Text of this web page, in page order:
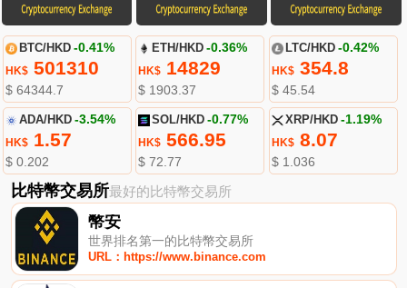
BTC/HKD -0.41%
HK$501310
$ 64344.7
ETH/HKD -0.36%
HK$ 14829
$ 1903.37
LTC/HKD -0.42%
HK$354.8
$ 45.54
ADA/HKD -3.54%
HK$1.57
$ 0.202
SOL/HKD -0.77%
HK$ 566.95
$ 72.77
XRP/HKD -1.19%
HK$8.07
$ 1.036
比特幣交易所最好的比特幣交易所
幣安
世界排名第一的比特幣交易所
URL：https://www.binance.com